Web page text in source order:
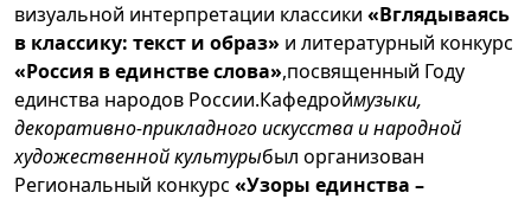
визуальной интерпретации классики «Вглядываясь
в классику: текст и образ» и литературный конкурс
«Россия в единстве слова»,посвященный Году
единства народов России.Кафедроймузыки,
декоративно-прикладного искусства и народной
художественной культурыбыл организован
Региональный конкурс «Узоры единства –